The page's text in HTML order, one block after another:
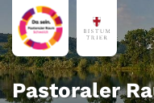
Zum Inhalt springen
Pastoraler